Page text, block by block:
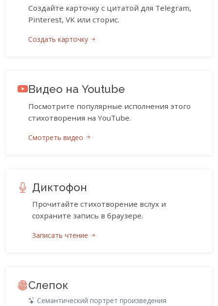
Создайте карточку с цитатой для Telegram,
Pinterest, VK или сторис.
Создать карточку
Видео на Youtube
Посмотрите популярные исполнения этого
стихотворения на YouTube.
Смотреть видео
Диктофон
Прочитайте стихотворение вслух и
сохраните запись в браузере.
Записать чтение
Слепок
Семантический портрет произведения